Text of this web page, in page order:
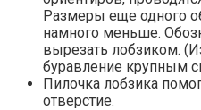
Размеры еще одного
намного меньше.
вырезать лобзиком.
буравление крупным
Пилочка лобзика
отверстие.